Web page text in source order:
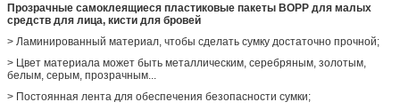
Сертификат SGS / STR / REACH / Rohs
Настраиваемый Настраиваемый стиль, структура, материал, размер,
дизайн, упаковка приветствуются
Прозрачные самоклеящиеся пластиковые пакеты BOPP для малых
средств для лица, кисти для бровей
> Ламинированный материал, чтобы сделать сумку достаточно прочной;
> Цвет материала может быть металлическим, серебряным, золотым,
белым, серым, прозрачным...
> Постоянная лента для обеспечения безопасности сумки;